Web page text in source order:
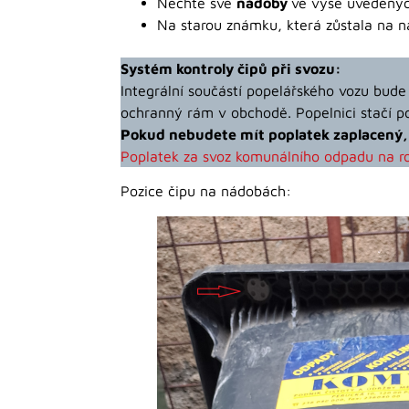
Na starou známku, která zůstala na
Systém kontroly čipů při svozu:
Integrální součástí popelářského vozu
ochranný rám v obchodě. Popelnici stačí
Pokud nebudete mít poplatek
Poplatek za svoz komunálního odpadu na
Pozice čipu na nádobách: